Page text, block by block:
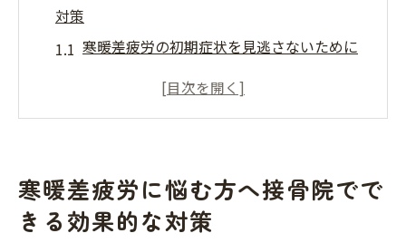
対策
寒暖差疲労の初期症状を見逃さないために
日常生活で取り入れる寒暖差疲労の予防法
プロの視点から見る寒暖差疲労の原因
接骨院で寒暖差疲労を和らげる方法とその効果
寒暖差疲労に悩む方へ接骨院でで
きる効果的な対策